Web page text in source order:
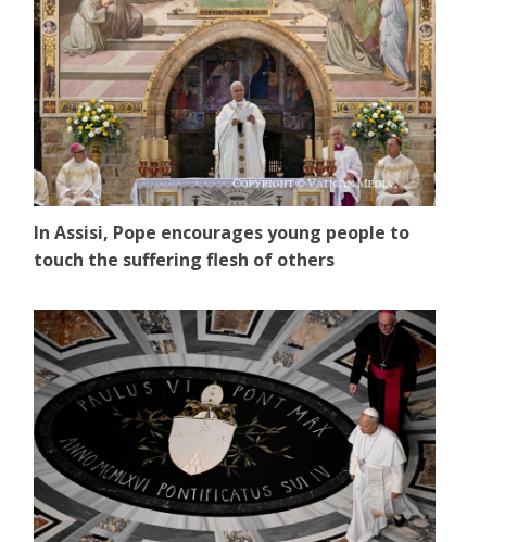
In Assisi, Pope encourages young people to
touch the suffering flesh of others